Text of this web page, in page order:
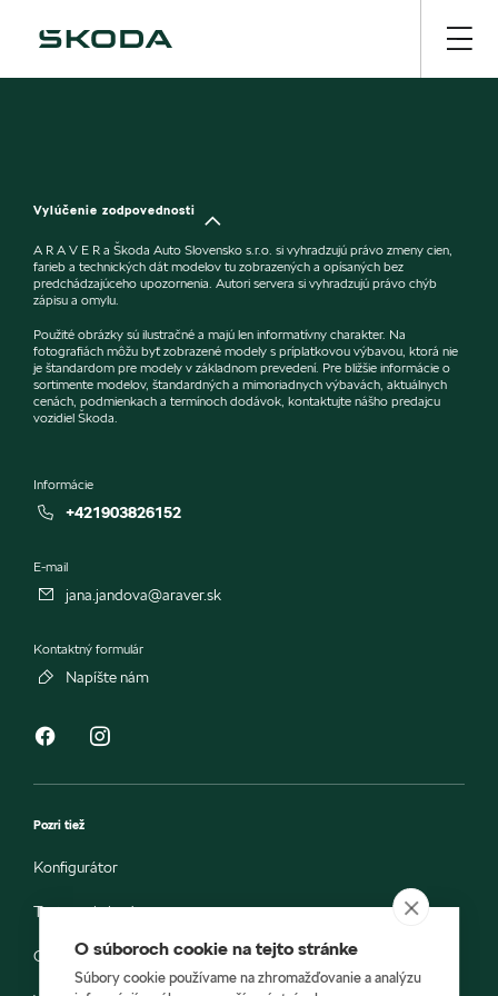
Vylúčenie zodpovednosti
A R A V E R a Škoda Auto Slovensko s.r.o. si vyhradzujú právo zmeny cien,
farieb a technických dát modelov tu zobrazených a opísaných bez
predchádzajúceho upozornenia. Autori servera si vyhradzujú právo chýb
zápisu a omylu.
Použité obrázky sú ilustračné a majú len informatívny charakter. Na
fotografiách môžu byť zobrazené modely s príplatkovou výbavou, ktorá nie
je štandardom pre modely v základnom prevedení. Pre bližšie informácie o
sortimente modelov, štandardných a mimoriadnych výbavách, aktuálnych
cenách, podmienkach a termínoch dodávok, kontaktujte nášho predajcu
vozidiel Škoda.
Informácie
+421903826152
E-mail
jana.jandova@araver.sk
Kontaktný formulár
Napíšte nám
Pozri tiež
Konfigurátor
Testovacia jazda
Objednávka do servisu
O súboroch cookie na tejto stránke
Súbory cookie používame na zhromažďovanie a analýzu